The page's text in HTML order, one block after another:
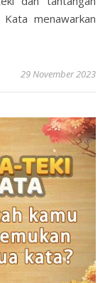
menawarkan
29 November 2023